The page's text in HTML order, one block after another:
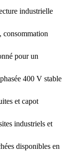
industrielle
consommation
pour un
400 V stable
et capot
industriels et
disponibles en